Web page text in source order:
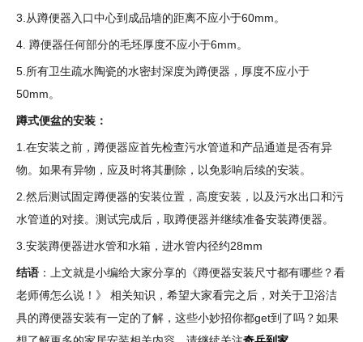
3.从蹲便器入口中心到成品墙的距离不应小于60mm。
4. 蹲便器任何部分的毛坯厚度不应小于6mm。
5.所有卫生疏水陶瓷的水密封深度为蹲便器，厚度不应小于
50mm。
蹲式便盆的安装：
1.在安装之前，蹲便器应首先检查污水管道和产品通道是否有异
物。如果有异物，应及时将其删除，以免影响后续的安装。
2.然后测试固定蹲便器的安装位置，高度安装，以及污水出口和污
水管道的对接。测试完成后，取蹲便器并继续准备安装蹲便器。
3.安装蹲便器进水管和水箱，进水管内径约28mm
结语 ：上文就是小编给大家分享的《蹲便器安装尺寸都有哪些？看
老师傅怎么说！》 相关知识，希望大家看完之后，对关于卫浴洁
具的蹲便器安装有一定的了解，这些小妙招你都get到了吗？如果